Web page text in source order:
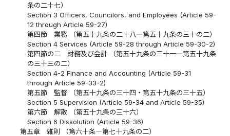
条の二十七）
Section 3 Officers, Councilors, and Employees (Article 59-
12 through Article 59-27)
第四節 業務 （第五十九条の二十八―第五十九条の三十の二）
Section 4 Services (Article 59-28 through Article 59-30-2)
第四節の二 財務及び会計 （第五十九条の三十一―第五十九条
の三十三の二）
Section 4-2 Finance and Accounting (Article 59-31
through Article 59-33-2)
第五節 監督 （第五十九条の三十四・第五十九条の三十五）
Section 5 Supervision (Article 59-34 and Article 59-35)
第六節 解散 （第五十九条の三十六）
Section 6 Dissolution (Article 59-36)
第五章 雑則 （第六十条―第七十九条の二）